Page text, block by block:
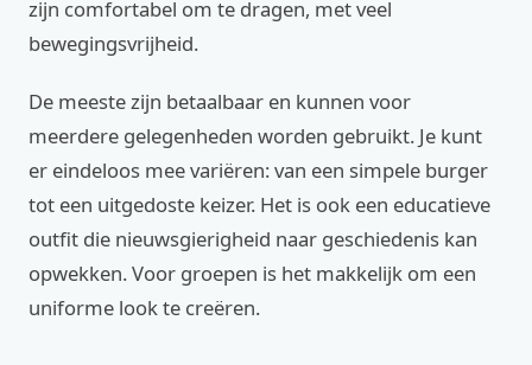
zijn comfortabel om te dragen, met veel
bewegingsvrijheid.
De meeste zijn betaalbaar en kunnen voor
meerdere gelegenheden worden gebruikt. Je kunt
er eindeloos mee variëren: van een simpele burger
tot een uitgedoste keizer. Het is ook een educatieve
outfit die nieuwsgierigheid naar geschiedenis kan
opwekken. Voor groepen is het makkelijk om een
uniforme look te creëren.